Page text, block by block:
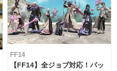
FF14
【FF14】全ジョブ対応！パッ